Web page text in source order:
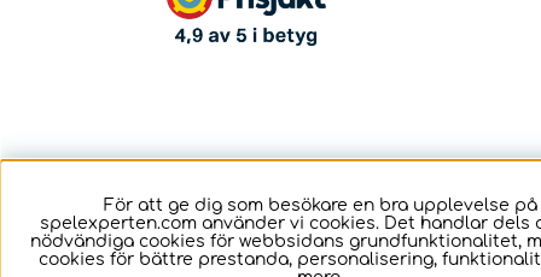
För att ge dig som besökare en bra upplevelse på
spelexperten.com använder vi cookies. Det handlar dels
nödvändiga cookies för webbsidans grundfunktionalitet,
cookies för bättre prestanda, personalisering,